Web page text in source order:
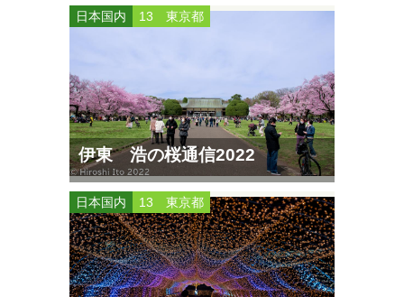
日本国内 13 東京都
伊東 浩の桜通信2022
日本国内 13 東京都